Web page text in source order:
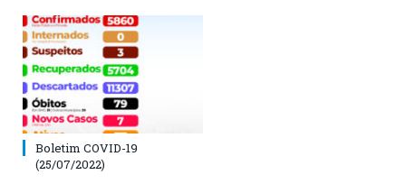
Boletim COVID-19
(25/07/2022)